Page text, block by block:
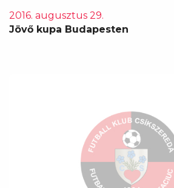
2016. augusztus 29.
Jövő kupa Budapesten